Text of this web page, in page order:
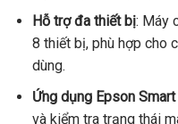
Hỗ trợ đa thiết bị: Máy
8 thiết bị, phù hợp cho
dùng.
Ứng dụng Epson
và kiểm tra trạng thái